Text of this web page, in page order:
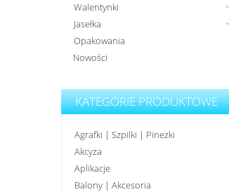
Walentynki
Jasełka
Opakowania
Nowości
KATEGORIE PRODUKTOWE
Agrafki | Szpilki | Pinezki
Akcyza
Aplikacje
Balony | Akcesoria